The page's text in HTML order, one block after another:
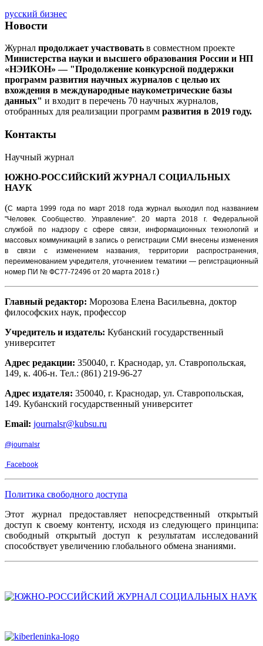
русский бизнес
Новости
Журнал продолжает участвовать в совместном проекте
Министерства науки и высшего образования России и НП
«НЭИКОН» — "Продолжение конкурсной поддержки
программ развития научных журналов с целью их
вхождения в международные наукометрические базы
данных" и входит в перечень 70 научных журналов,
отобранных для реализации программ развития в 2019 году.
Контакты
Научный журнал
ЮЖНО-РОССИЙСКИЙ ЖУРНАЛ СОЦИАЛЬНЫХ
НАУК
(С марта 1999 года по март 2018 года журнал выходил под названием
"Человек. Сообщество. Управление".20 марта 2018 г. Федеральной
службой по надзору с сфере связи, информационных технологий и
массовых коммуникаций в запись о регистрации СМИ внесены изменения
в связи с изменением названия, территории распространения,
переименованием учредителя, уточнением тематики — регистрационный
номер ПИ № ФС77-72496 от 20 марта 2018 г.)
Главный редактор: Морозова Елена Васильевна, доктор
философских наук, профессор
Учредитель и издатель: Кубанский государственный
университет
Адрес редакции: 350040, г. Краснодар, ул. Ставропольская,
149, к. 406-н. Тел.: (861) 219-96-27
Адрес издателя: 350040, г. Краснодар, ул. Ставропольская,
149. Кубанский государственный университет
Email: journalsr@kubsu.ru
@journalsr
Facebook
Политика свободного доступа
Этот журнал предоставляет непосредственный открытый
доступ к своему контенту, исходя из следующего принципа:
свободный открытый доступ к результатам исследований
способствует увеличению глобального обмена знаниями.